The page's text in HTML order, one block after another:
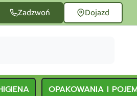
Zadzwoń Dojazd
OPAKOWANIA I